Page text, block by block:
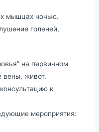
мышцах ночью.
голеней,
на первичном
вены, живот.
к
мероприятия: